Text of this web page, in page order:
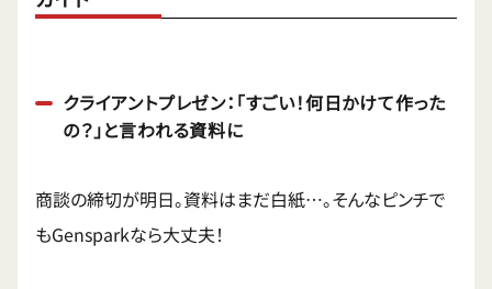
クライアントプレゼン：「すごい！何日かけて作った
の？」と言われる資料に
商談の締切が明日。資料はまだ白紙…。そんなピンチで
もGensparkなら大丈夫！